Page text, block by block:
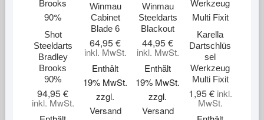
Shot
Steeldarts
Bradley
Brooks
90%
94,95€
inkl. MwSt.
Winmau
Cabinet
Blade 6
64,95€
inkl. MwSt.
Enthält
19% MwSt.
zzgl.
Versand
Winmau
Steeldarts
Blackout
44,95€
inkl. MwSt.
Enthält
19% MwSt.
zzgl.
Versand
Karella
Dartschlüs
sel
Werkzeug
Multi Fixit
1,95€ inkl.
MwSt.